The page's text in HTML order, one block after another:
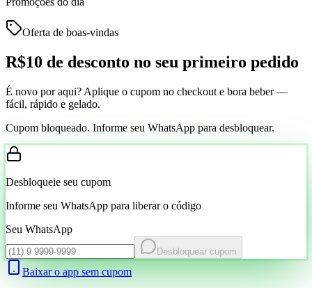
Oferta de boas-vindas
R$10 de desconto no seu primeiro pedido
É novo por aqui? Aplique o cupom no checkout e bora beber —
fácil, rápido e gelado.
Cupom bloqueado. Informe seu WhatsApp para desbloquear.
Desbloqueie seu cupom
Informe seu WhatsApp para liberar o código
Seu WhatsApp
Desbloquear cupom
Baixar o app sem cupom